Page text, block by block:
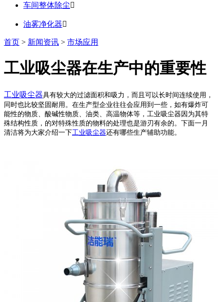
车间整体除尘
油雾净化器
首页 > 新闻资讯 > 市场应用
工业吸尘器在生产中的重要性
工业吸尘器具有较大的过滤面积和吸力，而且可以长时间连续使用，
同时也比较坚固耐用。在生产型企业往往会应用到一些，如有爆炸可
能性的物质、酸碱性物质、油类、高温物体等，工业吸尘器因为其特
殊结构性质，的对特殊性质的物料的处理也是游刃有余的。下面一月
清洁将为大家介绍一下工业吸尘器还有哪些生产辅助功能。